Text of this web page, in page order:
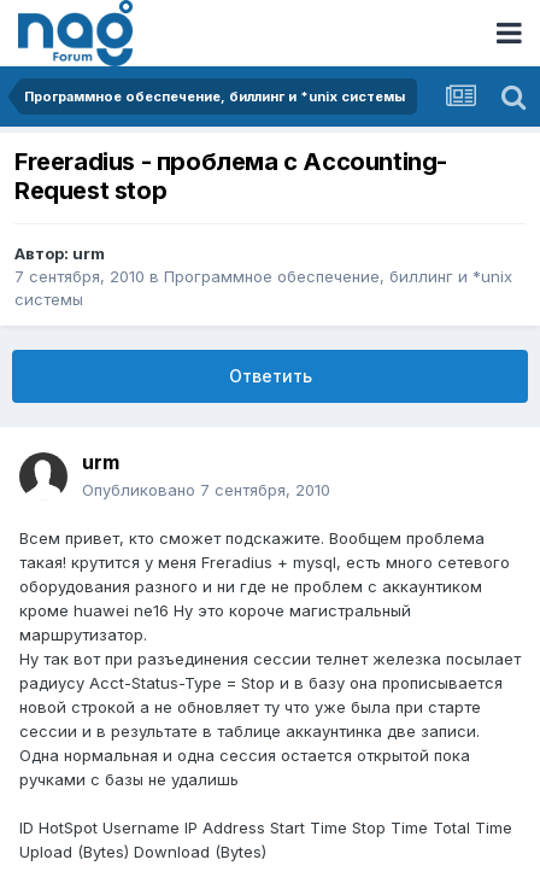
Программное обеспечение, биллинг и *unix системы
Freeradius - проблема с Accounting-
Request stop
Автор: urm
7 сентября, 2010 в Программное обеспечение, биллинг и *unix
системы
Ответить
urm
Опубликовано 7 сентября, 2010
Всем привет, кто сможет подскажите. Вообщем проблема
такая! крутится у меня Freradius + mysql, есть много сетевого
оборудования разного и ни где не проблем с аккаунтиком
кроме huawei ne16 Ну это короче магистральный
маршрутизатор.
Ну так вот при разъединения сессии телнет железка посылает
радиусу Acct-Status-Type = Stop и в базу она прописывается
новой строкой а не обновляет ту что уже была при старте
сессии и в результате в таблице аккаунтинка две записи.
Одна нормальная и одна сессия остается открытой пока
ручками с базы не удалишь
ID HotSpot Username IP Address Start Time Stop Time Total Time
Upload (Bytes) Download (Bytes)